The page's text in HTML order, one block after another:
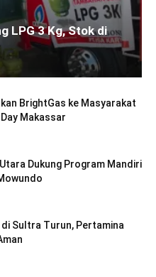
LPG 3 Kg, Stok di
BrightGas ke Masyarakat
Makassar
Dukung Program Mandiri
Sultra Turun, Pertamina